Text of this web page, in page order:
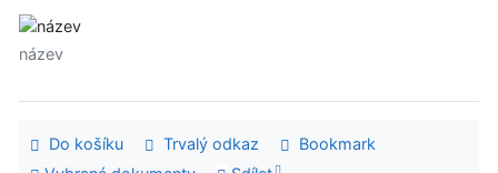
název
Do košíku Trvalý odkaz
Bookmark